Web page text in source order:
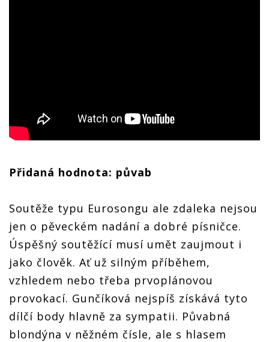
Přidaná hodnota: půvab
Soutěže typu Eurosongu ale zdaleka nejsou
jen o pěveckém nadání a dobré písničce.
Úspěšný soutěžící musí umět zaujmout i
jako člověk. Ať už silným příběhem,
vzhledem nebo třeba prvoplánovou
provokací. Gunčíková nejspíš získává tyto
dílčí body hlavně za sympatii. Půvabná
blondýna v něžném čísle, ale s hlasem